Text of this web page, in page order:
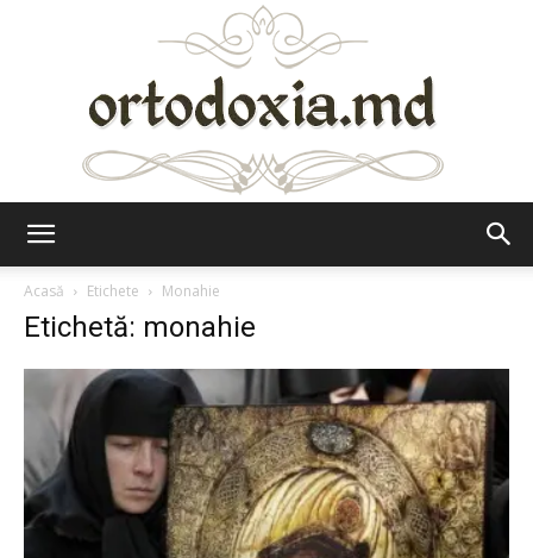
Acasă
Etichete Monahie
Etichetă: monahie